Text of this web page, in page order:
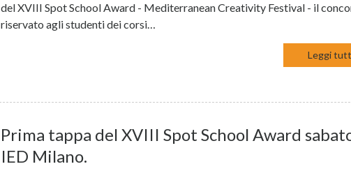
del XVIII Spot School Award - Mediterranean Creativity Festival - il
riservato agli studenti dei corsi…
Leggi
Prima tappa del XVIII Spot School Award
IED Milano.